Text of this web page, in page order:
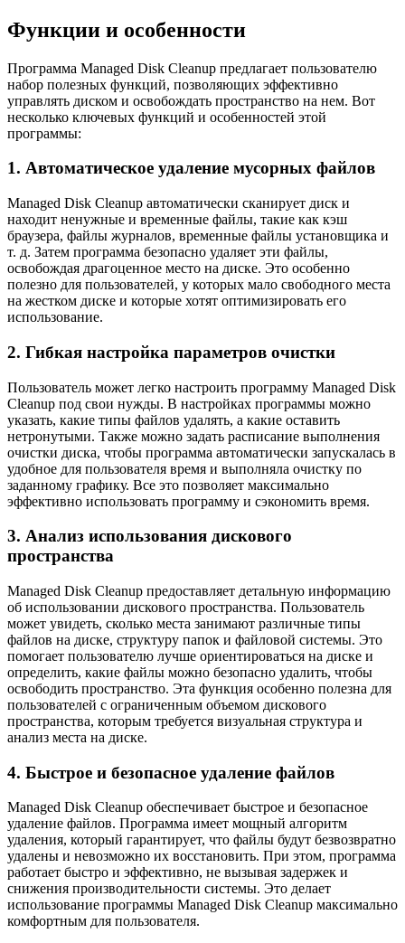
Функции и особенности
Программа Managed Disk Cleanup предлагает пользователю
набор полезных функций, позволяющих эффективно
управлять диском и освобождать пространство на нем. Вот
несколько ключевых функций и особенностей этой
программы:
1. Автоматическое удаление мусорных файлов
Managed Disk Cleanup автоматически сканирует диск и
находит ненужные и временные файлы, такие как кэш
браузера, файлы журналов, временные файлы установщика и
т. д. Затем программа безопасно удаляет эти файлы,
освобождая драгоценное место на диске. Это особенно
полезно для пользователей, у которых мало свободного места
на жестком диске и которые хотят оптимизировать его
использование.
2. Гибкая настройка параметров очистки
Пользователь может легко настроить программу Managed Disk
Cleanup под свои нужды. В настройках программы можно
указать, какие типы файлов удалять, а какие оставить
нетронутыми. Также можно задать расписание выполнения
очистки диска, чтобы программа автоматически запускалась в
удобное для пользователя время и выполняла очистку по
заданному графику. Все это позволяет максимально
эффективно использовать программу и сэкономить время.
3. Анализ использования дискового
пространства
Managed Disk Cleanup предоставляет детальную информацию
об использовании дискового пространства. Пользователь
может увидеть, сколько места занимают различные типы
файлов на диске, структуру папок и файловой системы. Это
помогает пользователю лучше ориентироваться на диске и
определить, какие файлы можно безопасно удалить, чтобы
освободить пространство. Эта функция особенно полезна для
пользователей с ограниченным объемом дискового
пространства, которым требуется визуальная структура и
анализ места на диске.
4. Быстрое и безопасное удаление файлов
Managed Disk Cleanup обеспечивает быстрое и безопасное
удаление файлов. Программа имеет мощный алгоритм
удаления, который гарантирует, что файлы будут безвозвратно
удалены и невозможно их восстановить. При этом, программа
работает быстро и эффективно, не вызывая задержек и
снижения производительности системы. Это делает
использование программы Managed Disk Cleanup максимально
комфортным для пользователя.